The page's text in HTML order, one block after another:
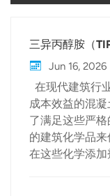
三异丙醇胺（
Jun 16, 2026
在现代建筑行
成本效益的混
了满足这些严
的建筑化学品来
在这些化学添
得信赖的全球